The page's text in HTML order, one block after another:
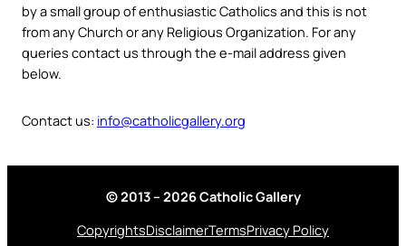
by a small group of enthusiastic Catholics and this is not
from any Church or any Religious Organization. For any
queries contact us through the e-mail address given
below.
Contact us: info@catholicgallery.org
© 2013 – 2026 Catholic Gallery
CopyrightsDisclaimerTermsPrivacy Policy